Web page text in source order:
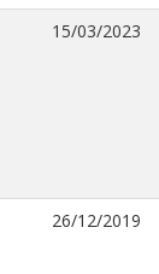
15/03/2023
26/12/2019